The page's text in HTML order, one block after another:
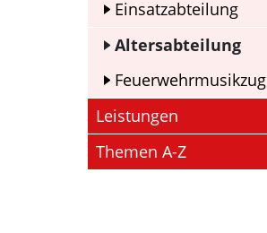
Einsatzabteilung
Altersabteilung
Feuerwehrmusikzug
Leistungen
Themen A-Z